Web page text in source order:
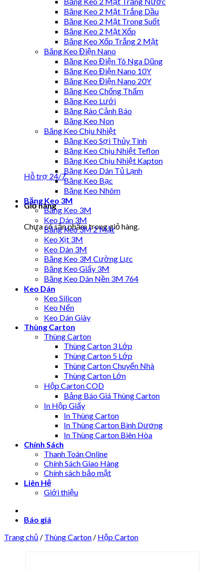
Hỗ trợ 24/7
Giỏ hàng
Chưa có sản phẩm trong giỏ hàng.
Băng Keo 2 Mặt Trắng Dầu
Băng Keo 2 Mặt Trong Suốt
Băng Keo 2 Mặt Xốp
Băng Keo Xốp Trắng 2 Mặt
Băng Keo Điện Nano
Băng Keo Điện Tô Nga Dũng
Băng Keo Điện Nano 10Y
Băng Keo Điện Nano 20Y
Băng Keo Chống Thấm
Băng Keo Lưới
Băng Rào Cảnh Báo
Băng Keo Non
Băng Keo Chịu Nhiệt
Băng Keo Sợi Thủy Tinh
Băng Keo Chịu Nhiệt Teflon
Băng Keo Chịu Nhiệt Kapton
Băng Keo Dán Tủ Lạnh
Băng Keo Bạc
Băng Keo Nhôm
Băng Keo 3M
Băng Keo 3M
Keo Dán 3M
Băng Keo 3M 2 Mặt
Keo Xịt 3M
Keo Dán 3M
Băng Keo 3M Cường Lực
Băng Keo Giấy 3M
Băng Keo Dán Nền 3M 764
Keo Dán
Keo Silicon
Keo Nến
Keo Dán Giày
Thùng Carton
Thùng Carton
Thùng Carton 3 Lớp
Thùng Carton 5 Lớp
Thùng Carton Chuyển Nhà
Thùng Carton Lớn
Hộp Carton COD
Bảng Báo Giá Thùng Carton
In Hộp Giấy
In Thùng Carton
In Thùng Carton Bình Dương
In Thùng Carton Biên Hòa
Chính Sách
Thanh Toán Online
Chính Sách Giao Hàng
Chính sách bảo mật
Liên Hệ
Giới thiệu
Báo giá
Trang chủ / Thùng Carton / Hộp Carton